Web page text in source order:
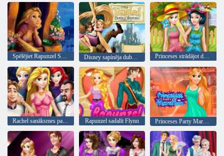
Spēlējiet Rapunzel Sweet Matching spēli Disney sapinēja dubultās nepatikšanas Princeses strādājot dārzā
Rachel sanāksmes par steigā Rapunzel sadalīt Flynn Princeses Party Marathon